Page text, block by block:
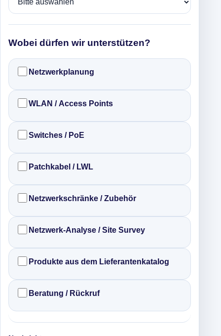
Wobei dürfen wir unterstützen?
Netzwerkplanung
WLAN / Access Points
Switches / PoE
Patchkabel / LWL
Netzwerkschränke / Zubehör
Netzwerk-Analyse / Site Survey
Produkte aus dem Lieferantenkatalog
Beratung / Rückruf